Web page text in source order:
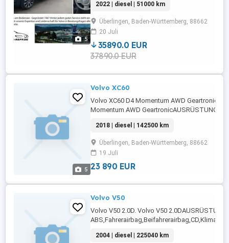
5
Frontscheibe,Beheizbares
Radio,Elektrische ...
2022 | diesel | 51000 km
Überlingen, Baden-Württemberg, 88662
20 Juli
35890.0 EUR
37890.0 EUR
5
Volvo XC60
Volvo XC60 D4 Momentum AWD Geartronic.
Momentum AWD GeartronicAUSRÜSTUNG:
Scheinwerfer,Servolenkung,Elektrische
2018 | diesel | 142500 km
Überlingen, Baden-Württemberg, 88662
19 Juli
23 890 EUR
Volvo V50
Volvo V50 2.0D. Volvo V50 2.0DAUSRÜSTUNG:
2004 | diesel | 225040 km